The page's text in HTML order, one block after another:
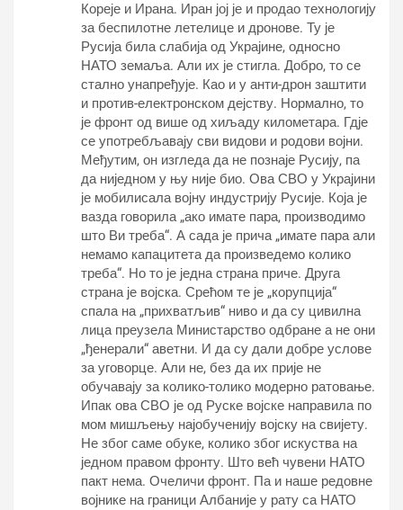
Кореје и Ирана. Иран јој је и продао технологију
за беспилотне летелице и дронове. Ту је
Русија била слабија од Украјине, односно
НАТО земаља. Али их је стигла. Добро, то се
стално унапређује. Као и у анти-дрон заштити
и против-електронском дејству. Нормално, то
је фронт од више од хиљаду километара. Гдје
се употребљавају сви видови и родови војни.
Међутим, он изгледа да не познаје Русију, па
да ниједном у њу није био. Ова СВО у Украјини
је мобилисала војну индустрију Русије. Која је
вазда говорила „ако имате пара, производимо
што Ви треба“. А сада је прича „имате пара али
немамо капацитета да произведемо колико
треба“. Но то је једна страна приче. Друга
страна је војска. Срећом те је „корупција“
спала на „прихватљив“ ниво и да су цивилна
лица преузела Министарство одбране а не они
„ђенерали“ аветни. И да су дали добре услове
за уговорце. Али не, без да их прије не
обучавају за колико-толико модерно ратовање.
Ипак ова СВО је од Руске војске направила по
мом мишљењу најобученију војску на свијету.
Не због саме обуке, колико због искуства на
једном правом фронту. Што већ чувени НАТО
пакт нема. Очеличи фронт. Па и наше редовне
војнике на граници Албаније у рату са НАТО